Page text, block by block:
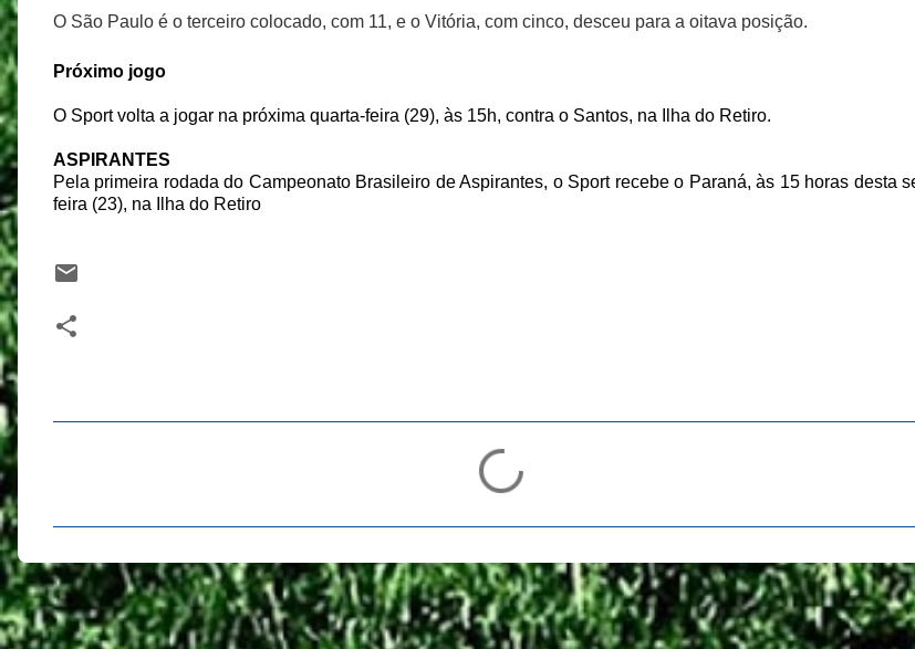
O São Paulo é o terceiro colocado, com 11, e o Vitória, com cinco, desceu para a oitava posição.
Próximo jogo
O Sport volta a jogar na próxima quarta-feira (29), às 15h, contra o Santos, na Ilha do Retiro.
ASPIRANTES
Pela primeira rodada do Campeonato Brasileiro de Aspirantes, o Sport recebe o Paraná, às 15 horas desta
feira (23), na Ilha do Retiro
n
t
á